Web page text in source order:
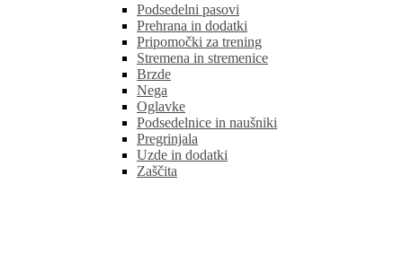
Podsedelni pasovi
Prehrana in dodatki
Pripomočki za trening
Stremena in stremenice
Brzde
Nega
Oglavke
Podsedelnice in naušniki
Pregrinjala
Uzde in dodatki
Zaščita